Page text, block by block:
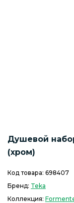
Душевой
(хром)
Код товара: 698407
Бренд: Teka
Коллекция: